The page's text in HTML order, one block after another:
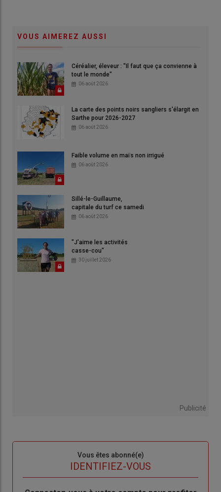
VOUS AIMEREZ AUSSI
Céréalier, éleveur : "Il faut que ça convienne à
tout le monde"
06 août 2026
La carte des points noirs sangliers s'élargit en
Sarthe pour 2026-2027
06 août 2026
Faible volume en maïs non irrigué
06 août 2026
Sillé-le-Guillaume,
capitale du turf ce samedi
06 août 2026
"J'aime les activités
casse-cou"
30 juillet 2026
Publicité
Vous êtes abonné(e)
IDENTIFIEZ-VOUS